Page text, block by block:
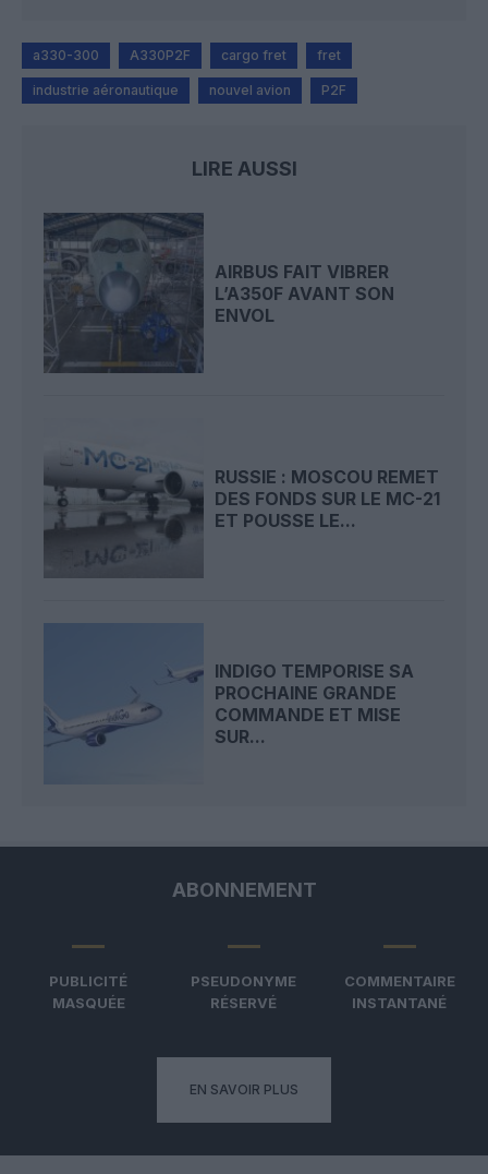
a330-300 A330P2F cargo fret fret
industrie aéronautique nouvel avion P2F
LIRE AUSSI
AIRBUS FAIT VIBRER
L’A350F AVANT SON
ENVOL
RUSSIE : MOSCOU REMET
DES FONDS SUR LE MC-21
ET POUSSE LE...
INDIGO TEMPORISE SA
PROCHAINE GRANDE
COMMANDE ET MISE
SUR...
ABONNEMENT
PUBLICITÉ
MASQUÉE
PSEUDONYME
RÉSERVÉ
COMMENTAIRE
INSTANTANÉ
EN SAVOIR PLUS